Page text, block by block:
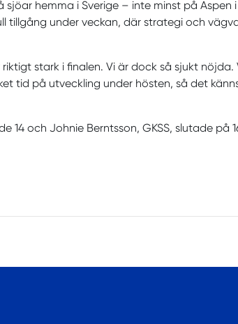
hemma i Sverige – inte minst på Aspen
tillgång under veckan, där strategi och
stark i finalen. Vi är dock så sjukt
tid på utveckling under hösten, så det
14 och Johnie Berntsson, GKSS, slutade på